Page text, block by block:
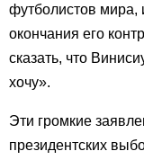
футболистов мира,
окончания его
сказать, что
хочу».
Эти громкие
президентских